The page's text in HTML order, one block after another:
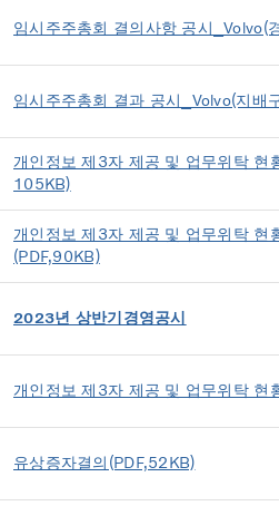
임시주주총회 결의사항 공시_Volvo(
임시주주총회 결과 공시_Volvo(지배
개인정보 제3자 제공 및 업무위탁 현
105KB)
개인정보 제3자 제공 및 업무위탁 현
(PDF,90KB)
2023년 상반기경영공시
개인정보 제3자 제공 및 업무위탁 현
유상증자결의(PDF,52KB)